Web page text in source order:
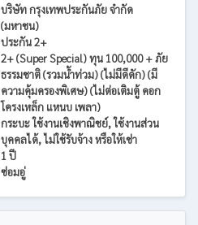
บริษัท กรุงเทพประกันภัย จำกัด
(มหาชน)
ประกัน 2+
2+ (Super Special) ทุน 100,000 + ภัย
ธรรมชาติ (รวมน้ำท่วม) (ไม่มีดีดัก) (มี
ความคุ้มครองพิเศษ) (ไม่ต่อเติมตู้ คอก
โครงเหล็ก แหนบ เพลา)
กระบะ ใช้งานเชิงพาณิชย์, ใช้งานส่วน
บุคคลได้, ไม่ใช้รับจ้าง หรือให้เช่า
1 ปี
ซ่อมอู่